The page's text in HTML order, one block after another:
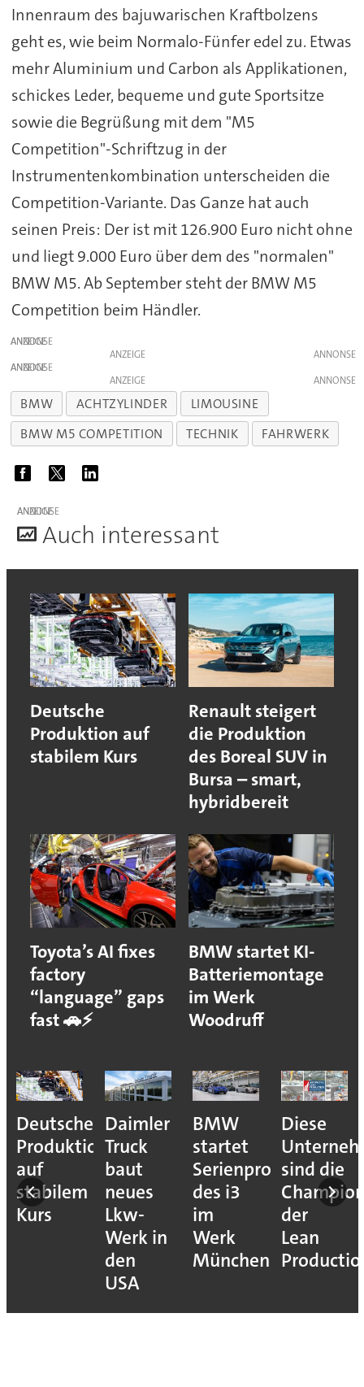
Innenraum des bajuwarischen Kraftbolzens
geht es, wie beim Normalo-Fünfer edel zu. Etwas
mehr Aluminium und Carbon als Applikationen,
schickes Leder, bequeme und gute Sportsitze
sowie die Begrüßung mit dem "M5
Competition"-Schriftzug in der
Instrumentenkombination unterscheiden die
Competition-Variante. Das Ganze hat auch
seinen Preis: Der ist mit 126.900 Euro nicht ohne
und liegt 9.000 Euro über dem des "normalen"
BMW M5. Ab September steht der BMW M5
Competition beim Händler.
ANZEIGE
ANZEIGE
ANZEIGE
ANZEIGE
BMW ACHTZYLINDER
LIMOUSINE
BMW M5 COMPETITION
TECHNIK FAHRWERK
ANZEIGE
Auch interessant
Deutsche
Produktion auf
stabilem Kurs
Renault steigert
die Produktion
des Boreal SUV in
Bursa – smart,
hybridbereit
Toyota’s AI fixes
factory
“language” gaps
fast 🚗⚡
BMW startet KI-
Batteriemontage
im Werk
Woodruff
Deutsche
Produktion
auf
stabilem
Kurs
Daimler
Truck
baut
neues
Lkw-
Werk in
den
USA
BMW
startet
Serienproduktion
des i3
im
Werk
München
Diese
sind die
der
Lean